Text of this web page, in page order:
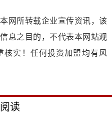
网所转载企业宣传资讯，该
息之目的，不代表本网站观
核实！任何投资加盟均有风
读